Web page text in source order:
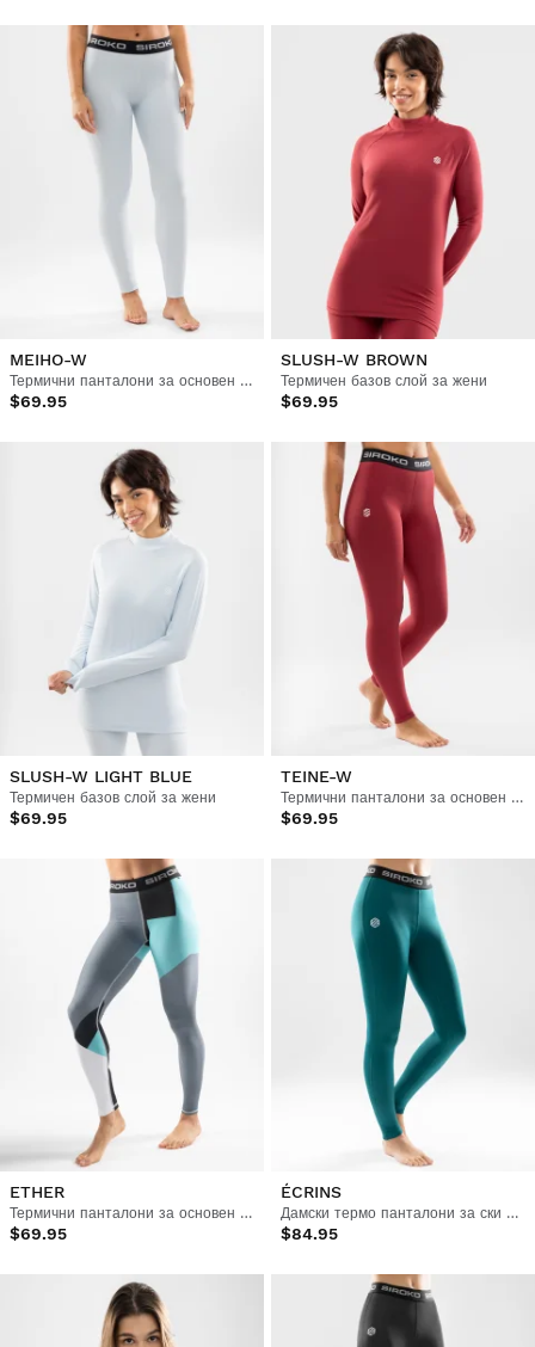
MEIHO-W
Термични панталони за основен слой за жени
$69.95
SLUSH-W BROWN
Термичен базов слой за жени
$69.95
SLUSH-W LIGHT BLUE
Термичен базов слой за жени
$69.95
TEINE-W
Термични панталони за основен слой за жени
$69.95
ETHER
Термични панталони за основен слой за жени
$69.95
ÉCRINS
Дамски термо панталони за ски с основен слой
$84.95